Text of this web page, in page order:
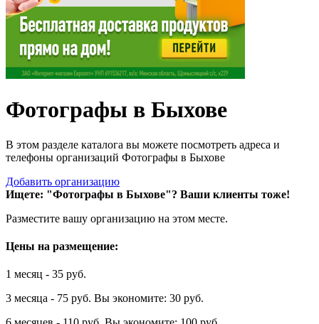
Фотографы в Быхове
В этом разделе каталога вы можете посмотреть адреса и
телефоны организаций Фотографы в Быхове
Добавить организацию
Ищете: "Фотографы в Быхове"? Ваши клиенты тоже!
Разместите вашу организацию на этом месте.
Цены на размещение:
1 месяц - 35 руб.
3 месяца - 75 руб. Вы экономите: 30 руб.